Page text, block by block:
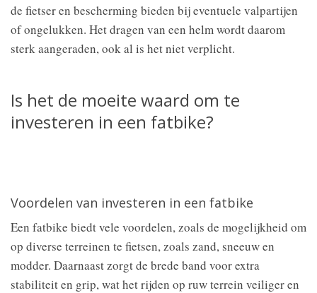
de fietser en bescherming bieden bij eventuele valpartijen
of ongelukken. Het dragen van een helm wordt daarom
sterk aangeraden, ook al is het niet verplicht.
Is het de moeite waard om te
investeren in een fatbike?
Voordelen van investeren in een fatbike
Een fatbike biedt vele voordelen, zoals de mogelijkheid om
op diverse terreinen te fietsen, zoals zand, sneeuw en
modder. Daarnaast zorgt de brede band voor extra
stabiliteit en grip, wat het rijden op ruw terrein veiliger en